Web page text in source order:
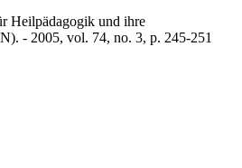
Heilpädagogik und ihre
- 2005, vol. 74, no. 3, p. 245-251